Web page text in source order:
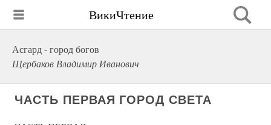
ВикиЧтение
Асгард - город богов
Щербаков Владимир Иванович
ЧАСТЬ ПЕРВАЯ ГОРОД СВЕТА